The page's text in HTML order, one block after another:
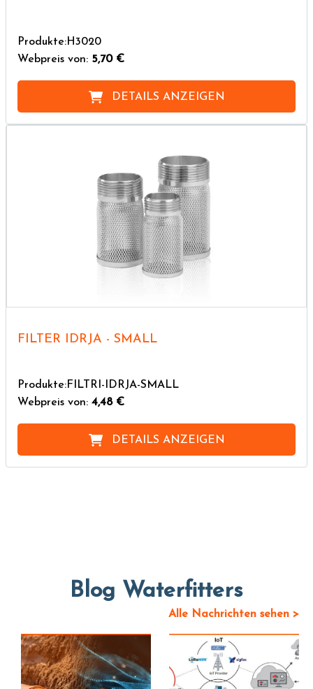
Produkte:H3020
Webpreis von: 5,70 €
DETAILS ANZEIGEN
FILTER IDRJA - SMALL
Produkte:FILTRI-IDRJA-SMALL
Webpreis von: 4,48 €
DETAILS ANZEIGEN
Blog Waterfitters
Alle Nachrichten sehen >